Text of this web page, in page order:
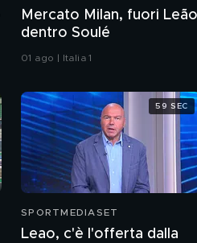
Mercato Milan, fuori Leão
dentro Soulé
01 ago | Italia 1
SPORTMEDIASET
Leao, c'è l'offerta dalla
59 SEC